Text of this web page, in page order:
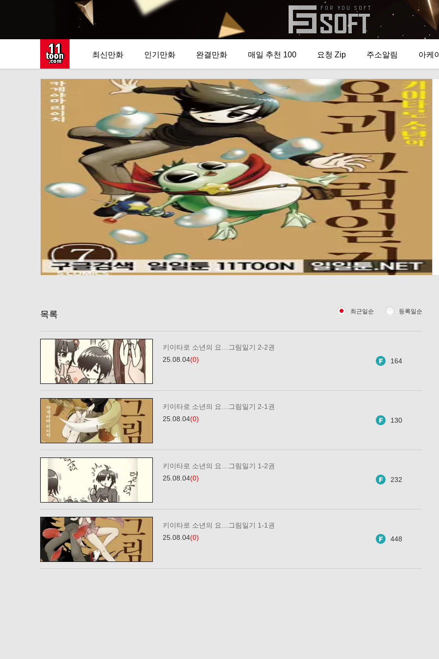
최신만화 인기만화 완결만화 매일 추천 100 요청 Zip 주소알림 아케
목록 최근일순 등록일순
키이타로 소년의 요…그림일기 2-2권
25.08.04(0) 164
키이타로 소년의 요…그림일기 2-1권
25.08.04(0) 130
키이타로 소년의 요…그림일기 1-2권
25.08.04(0) 232
키이타로 소년의 요…그림일기 1-1권
25.08.04(0) 448